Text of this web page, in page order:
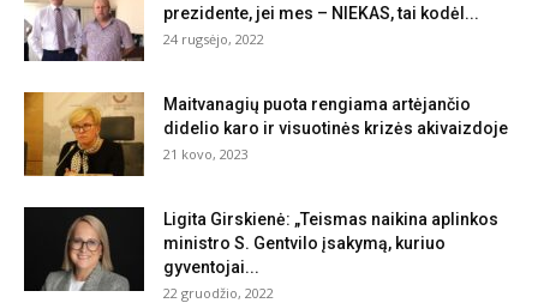
prezidente, jei mes – NIEKAS, tai kodėl...
24 rugsėjo, 2022
Maitvanagių puota rengiama artėjančio
didelio karo ir visuotinės krizės akivaizdoje
21 kovo, 2023
Ligita Girskienė: „Teismas naikina aplinkos
ministro S. Gentvilo įsakymą, kuriuo
gyventojai...
22 gruodžio, 2022